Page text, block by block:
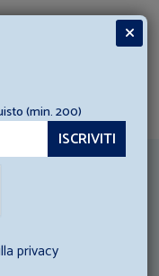
ricettiva
Consulta i loro
gli articoli di
(min. 200)
privacy